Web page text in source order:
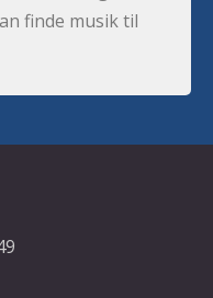
finde musik til